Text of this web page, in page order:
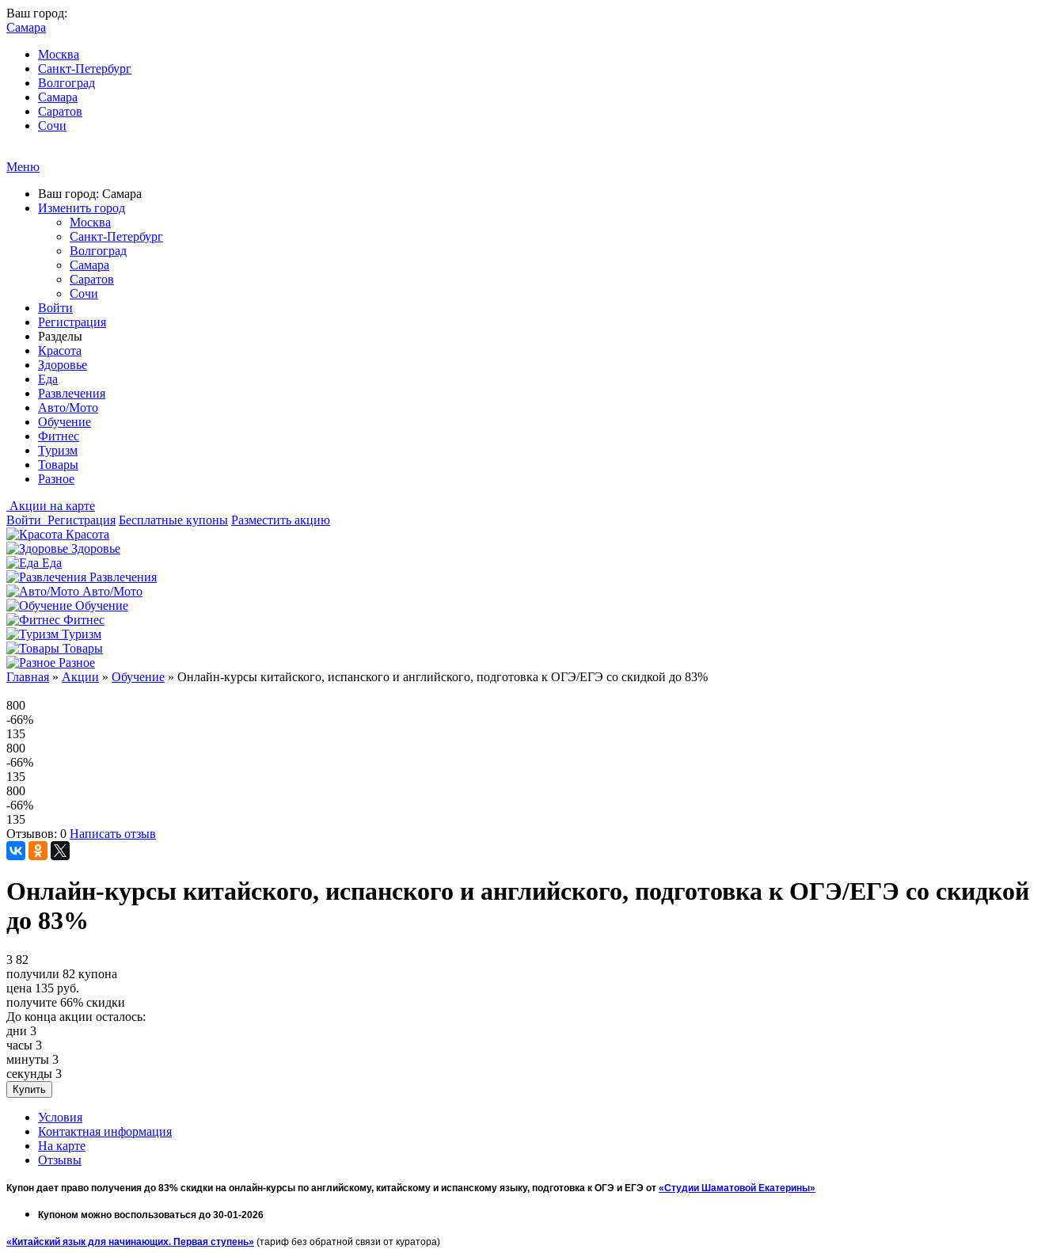
Ваш город:
Самара
Москва
Санкт-Петербург
Волгоград
Самара
Саратов
Сочи
Меню
Ваш город: Самара
Изменить город
Москва
Санкт-Петербург
Волгоград
Самара
Саратов
Сочи
Войти
Регистрация
Разделы
Красота
Здоровье
Еда
Развлечения
Авто/Мото
Обучение
Фитнес
Туризм
Товары
Разное
Акции на карте
Войти Регистрация Бесплатные купоны Разместить акцию
Красота
Здоровье
Еда
Развлечения
Авто/Мото
Обучение
Фитнес
Туризм
Товары
Разное
Главная » Акции » Обучение » Онлайн-курсы китайского, испанского и английского, подготовка к ОГЭ/ЕГЭ со скидкой до 83%
800
-66%
135
800
-66%
135
800
-66%
135
Отзывов: 0 Написать отзыв
Онлайн-курсы китайского, испанского и английского, подготовка к ОГЭ/ЕГЭ со скидкой
до 83%
3 82
получили 82 купона
цена 135 руб.
получите 66% скидки
До конца акции осталось:
дни 3
часы 3
минуты 3
секунды 3
Условия
Контактная информация
На карте
Отзывы
Купон дает право получения до 83% скидки на онлайн-курсы по английскому, китайскому и испанскому языку, подготовка к ОГЭ и ЕГЭ от «Студии Шаматовой Екатерины»
Купоном можно воспользоваться до 30-01-2026
«Китайский язык для начинающих. Первая ступень» (тариф без обратной связи от куратора)